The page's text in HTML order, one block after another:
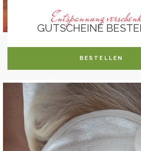
Entspannung
GUTSCHEINE
BESTELLEN